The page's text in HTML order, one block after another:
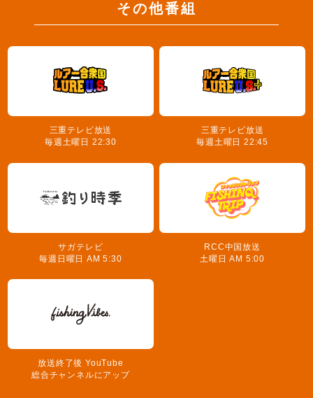
その他番組
三重テレビ放送
毎週土曜日 22:30
三重テレビ放送
毎週土曜日 22:45
サガテレビ
毎週日曜日 AM 5:30
RCC中国放送
土曜日 AM 5:00
放送終了後 YouTube
総合チャンネルにアップ